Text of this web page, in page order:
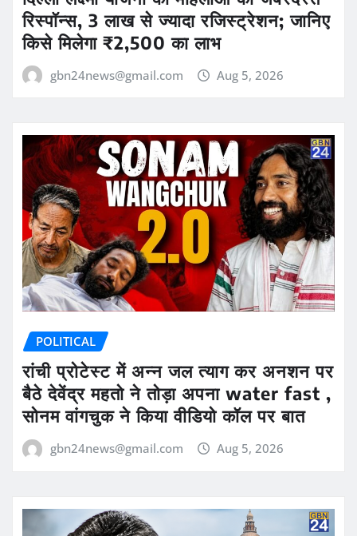
रिस्पॉन्स, 3 लाख से ज्यादा रजिस्ट्रेशन; जानिए
किसे मिलेगा ₹2,500 का लाभ
gbn24news@gmail.com Aug 5, 2026
POLITICAL
रांची प्रोटेस्ट में अन्न जल त्याग कर अनशन पर
बैठे देवेंद्र महतो ने तोड़ा अपना water fast ,
सोनम वांगचुक ने किया वीडियो कॉल पर बात
gbn24news@gmail.com Aug 5, 2026